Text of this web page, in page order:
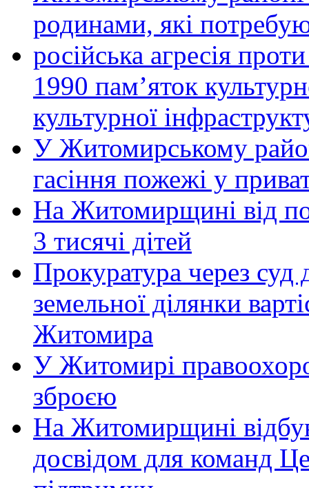
родинами, які
російська агресія
1990 пам’яток
культурної
У Житомирському
гасіння пожежі у
На Житомирщині від
3 тисячі дітей
Прокуратура через суд
земельної ділянки
Житомира
У Житомирі
зброєю
На Житомирщині
досвідом для команд